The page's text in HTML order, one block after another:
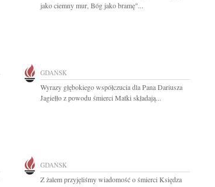
jako ciemny mur, Bóg jako bramę"...
GDAŃSK
Wyrazy głębokiego współczucia dla Pana Dariusza
Jagiełło z powodu śmierci Matki składają...
GDAŃSK
Z żalem przyjęliśmy wiadomość o śmierci Księdza